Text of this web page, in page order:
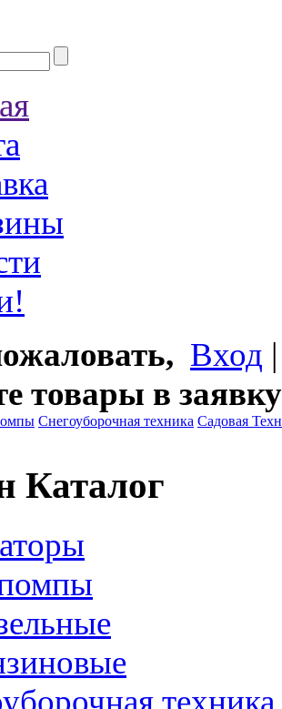
Вход
товары в заявку
Снегоуборочная техника Садовая
Каталог
техника